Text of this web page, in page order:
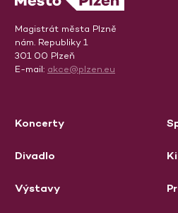
Magistrát města Plzně
nám. Republiky 1
301 00 Plzeň
E-mail: akce@plzen.eu
Koncerty
Divadlo
Výstavy